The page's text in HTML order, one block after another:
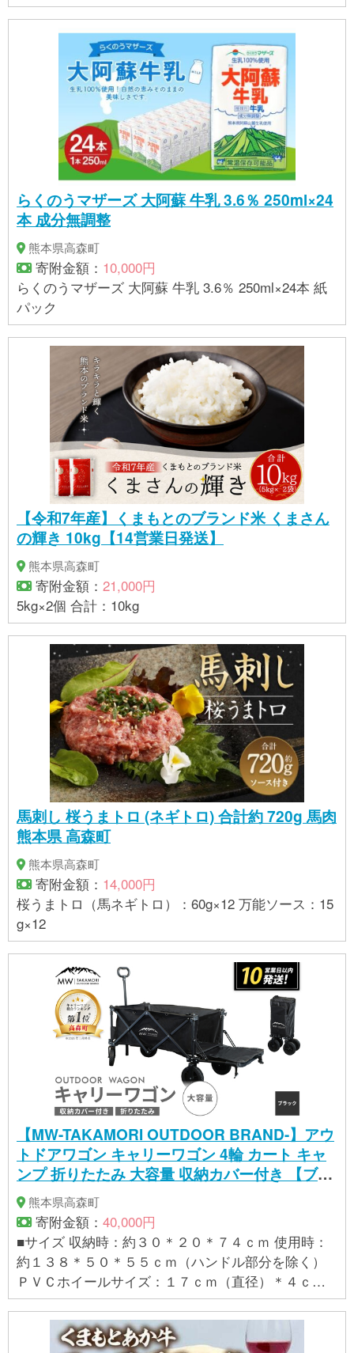
らくのうマザーズ 大阿蘇 牛乳 3.6％ 250ml×24
本 成分無調整
熊本県高森町
寄附金額： 10,000円
らくのうマザーズ 大阿蘇 牛乳 3.6％ 250ml×24本 紙
パック
【令和7年産】くまもとのブランド米 くまさん
の輝き 10kg【14営業日発送】
熊本県高森町
寄附金額： 21,000円
5kg×2個 合計：10kg
馬刺し 桜うまトロ (ネギトロ) 合計約 720g 馬肉
熊本県 高森町
熊本県高森町
寄附金額： 14,000円
桜うまトロ（馬ネギトロ）：60g×12 万能ソース：15
g×12
【MW-TAKAMORI OUTDOOR BRAND-】アウ
トドアワゴン キャリーワゴン 4輪 カート キャ
ンプ 折りたたみ 大容量 収納カバー付き 【ブラ
ック】
熊本県高森町
寄附金額： 40,000円
■サイズ 収納時：約３０＊２０＊７４ｃｍ 使用時：
約１３８＊５０＊５５ｃｍ（ハンドル部分を除く）
ＰＶＣホイールサイズ：１７ｃｍ（直径）＊４ｃｍ
（幅） 重量：約１１ｋｇ 積載容量：１１０Ｌ 耐荷
重：８０ｋｇ